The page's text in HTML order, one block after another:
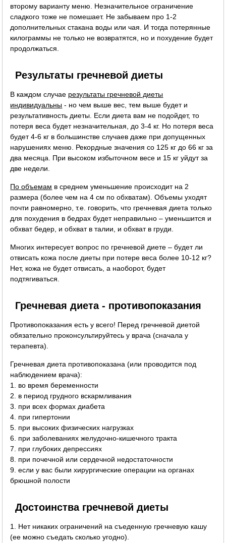
второму варианту меню. Незначительное ограничение
сладкого тоже не помешает. Не забываем про 1-2
дополнительных стакана воды или чая. И тогда потерянные
килограммы не только не возвратятся, но и похудение будет
продолжаться.
Результаты гречневой диеты
В каждом случае результаты гречневой диеты
индивидуальны - но чем выше вес, тем выше будет и
результативность диеты. Если диета вам не подойдет, то
потеря веса будет незначительная, до 3-4 кг. Но потеря веса
будет 4-6 кг в большинстве случаев даже при допущенных
нарушениях меню. Рекордные значения со 125 кг до 66 кг за
два месяца. При высоком избыточном весе и 15 кг уйдут за
две недели.
По объемам в среднем уменьшение происходит на 2
размера (более чем на 4 см по обхватам). Объемы уходят
почти равномерно, т.е. говорить, что гречневая диета только
для похудения в бедрах будет неправильно – уменьшится и
обхват бедер, и обхват в талии, и обхват в груди.
Многих интересует вопрос по гречневой диете – будет ли
отвисать кожа после диеты при потере веса более 10-12 кг?
Нет, кожа не будет отвисать, а наоборот, будет
подтягиваться.
Гречневая диета - противопоказания
Противопоказания есть у всего! Перед гречневой диетой
обязательно проконсультируйтесь у врача (сначала у
терапевта).
Гречневая диета противопоказана (или проводится под
наблюдением врача):
1. во время беременности
2. в период грудного вскармливания
3. при всех формах диабета
4. при гипертонии
5. при высоких физических нагрузках
6. при заболеваниях желудочно-кишечного тракта
7. при глубоких депрессиях
8. при почечной или сердечной недостаточности
9. если у вас были хирургические операции на органах
брюшной полости
Достоинства гречневой диеты
1. Нет никаких ограничений на съеденную гречневую кашу
(ее можно съедать сколько угодно).